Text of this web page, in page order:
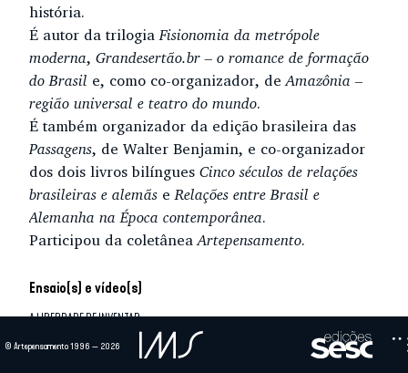
Ensaio(s) e vídeo(s)
A LIBERDADE DE INVENTAR
O crítico Antonio Candido observou que “a absoluta confiança na liberdade de
inventar” distingue Grande sertão:...
história.
É autor da trilogiaFisionomia da metrópole
moderna, Grandesertão.br – o romance de formação
do Brasil e, como co-organizador, deAmazônia –
região universal e teatro do mundo.
É também organizador da edição brasileira das
Passagens, de Walter Benjamin, e co-organizador
dos dois livros bilíngues Cinco séculos de relações
brasileiras e alemãs eRelações entre Brasil e
Alemanha na Época contemporânea.
Participou da coletâneaArtepensamento.
© Artepensamento 1996 — 2026